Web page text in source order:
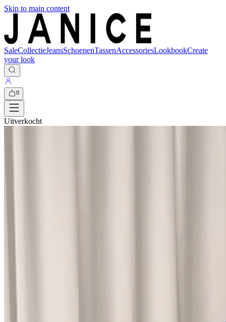
Skip to main content
SaleCollectieJeansSchoenenTassenAccessoriesLookbookCreate
your look
0
Uitverkocht